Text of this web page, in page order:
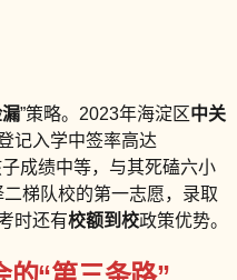
”策略。2023年海淀区中关
记入学中签率高达
成绩中等，与其死磕六小
梯队校的第一志愿，录取
时还有校额到校政策优势。